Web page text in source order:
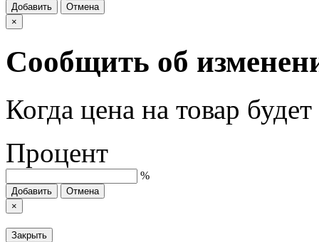
Добавить
Отмена
×
Сообщить об
Когда цена на товар
Процент
%
Добавить
Отмена
×
Закрыть